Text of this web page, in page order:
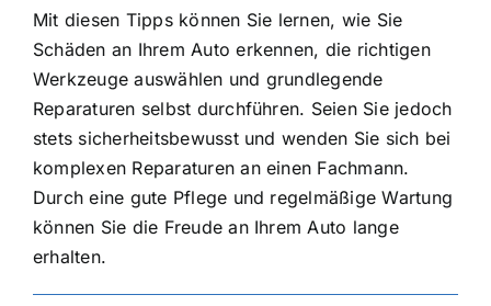
Mit diesen Tipps können Sie lernen, wie Sie
Schäden an Ihrem Auto erkennen, die richtigen
Werkzeuge auswählen und grundlegende
Reparaturen selbst durchführen. Seien Sie jedoch
stets sicherheitsbewusst und wenden Sie sich bei
komplexen Reparaturen an einen Fachmann.
Durch eine gute Pflege und regelmäßige Wartung
können Sie die Freude an Ihrem Auto lange
erhalten.